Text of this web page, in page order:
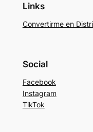
Links
Convertirme en
Social
Facebook
Instagram
TikTok